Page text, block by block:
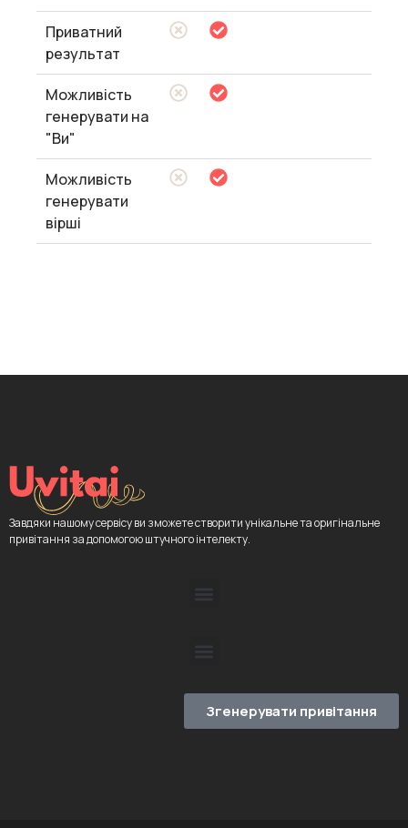
Приватний
результат
Можливість
генерувати на
"Ви"
Можливість
генерувати
вірші
Завдяки нашому сервісу ви зможете створити унікальне та оригінальне
привітання за допомогою штучного інтелекту.
Згенерувати привітання